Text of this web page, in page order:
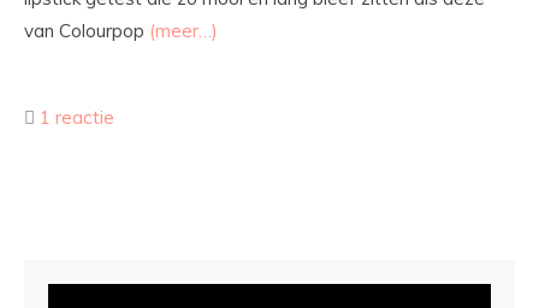
van Colourpop (meer…)
1 reactie